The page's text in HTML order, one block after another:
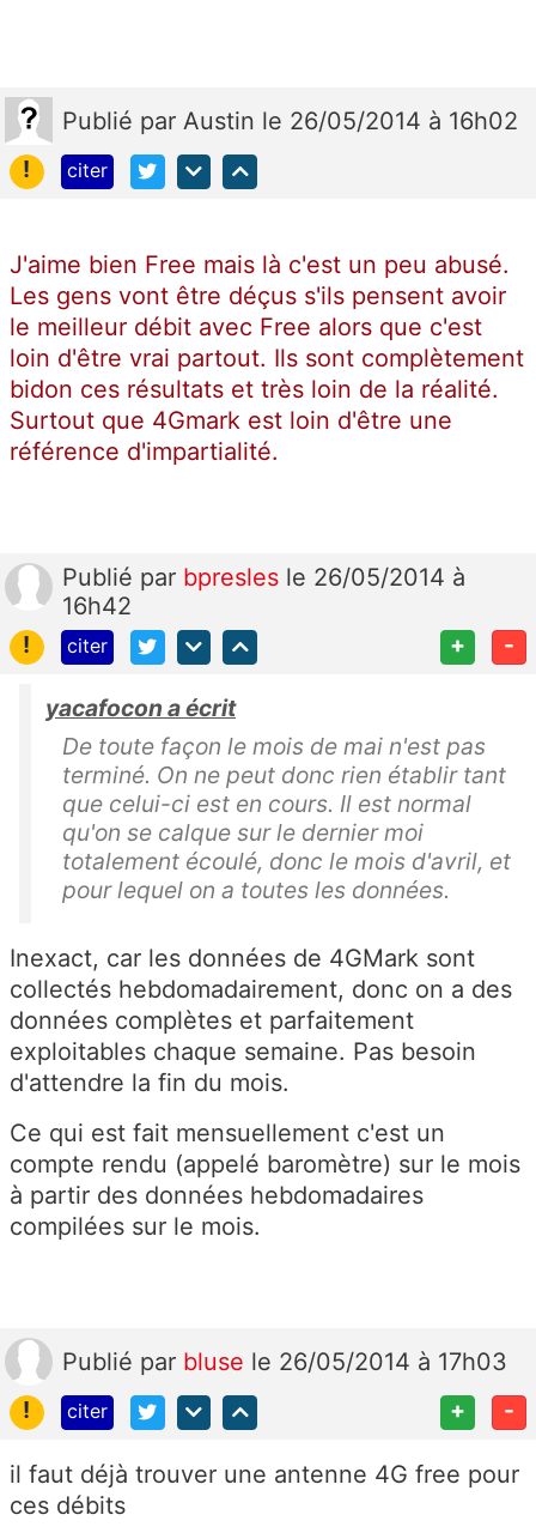
Publié par Austin le 26/05/2014 à 16h02
!
citer
J'aime bien Free mais là c'est un peu abusé.
Les gens vont être déçus s'ils pensent avoir
le meilleur débit avec Free alors que c'est
loin d'être vrai partout. Ils sont complètement
bidon ces résultats et très loin de la réalité.
Surtout que 4Gmark est loin d'être une
référence d'impartialité.
Publié par bpresles le 26/05/2014 à
16h42
!
citer + -
yacafocon a écrit
De toute façon le mois de mai n'est pas
terminé. On ne peut donc rien établir tant
que celui-ci est en cours. Il est normal
qu'on se calque sur le dernier moi
totalement écoulé, donc le mois d'avril, et
pour lequel on a toutes les données.
Inexact, car les données de 4GMark sont
collectés hebdomadairement, donc on a des
données complètes et parfaitement
exploitables chaque semaine. Pas besoin
d'attendre la fin du mois.
Ce qui est fait mensuellement c'est un
compte rendu (appelé baromètre) sur le mois
à partir des données hebdomadaires
compilées sur le mois.
Publié par bluse le 26/05/2014 à 17h03
!
citer + -
il faut déjà trouver une antenne 4G free pour
ces débits